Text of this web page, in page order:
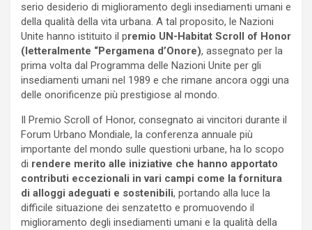
serio desiderio di miglioramento degli insediamenti umani e
della qualità della vita urbana. A tal proposito, le Nazioni
Unite hanno istituito il premio UN-Habitat Scroll of Honor
(letteralmente “Pergamena d’Onore), assegnato per la
prima volta dal Programma delle Nazioni Unite per gli
insediamenti umani nel 1989 e che rimane ancora oggi una
delle onorificenze più prestigiose al mondo.
Il Premio Scroll of Honor, consegnato ai vincitori durante il
Forum Urbano Mondiale, la conferenza annuale più
importante del mondo sulle questioni urbane, ha lo scopo
di rendere merito alle iniziative che hanno apportato
contributi eccezionali in vari campi come la fornitura
di alloggi adeguati e sostenibili, portando alla luce la
difficile situazione dei senzatetto e promuovendo il
miglioramento degli insediamenti umani e la qualità della